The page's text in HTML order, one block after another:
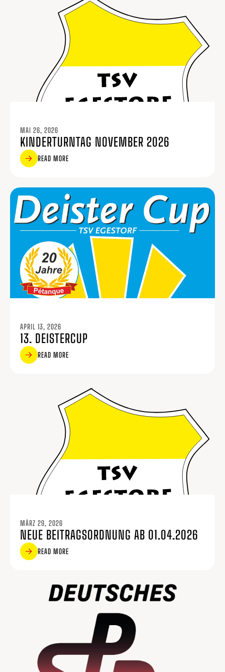
MAI 26, 2026
KINDERTURNTAG NOVEMBER 2026
READ MORE
APRIL 13, 2026
13. DEISTERCUP
READ MORE
MÄRZ 29, 2026
NEUE BEITRAGSORDNUNG AB 01.04.2026
READ MORE